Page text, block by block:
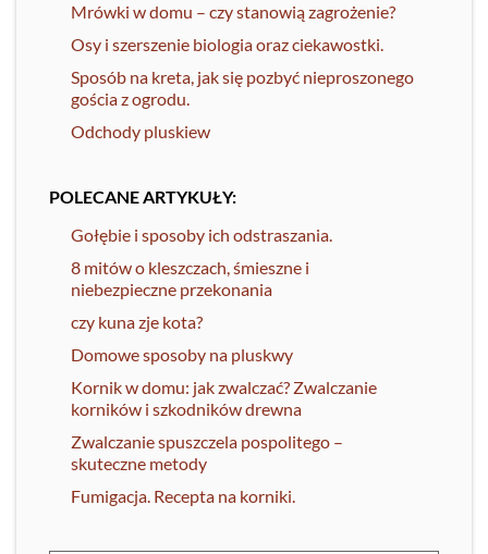
Mrówki w domu – czy stanowią zagrożenie?
Osy i szerszenie biologia oraz ciekawostki.
Sposób na kreta, jak się pozbyć nieproszonego
gościa z ogrodu.
Odchody pluskiew
POLECANE ARTYKUŁY:
Gołębie i sposoby ich odstraszania.
8 mitów o kleszczach, śmieszne i
niebezpieczne przekonania
czy kuna zje kota?
Domowe sposoby na pluskwy
Kornik w domu: jak zwalczać? Zwalczanie
korników i szkodników drewna
Zwalczanie spuszczela pospolitego –
skuteczne metody
Fumigacja. Recepta na korniki.